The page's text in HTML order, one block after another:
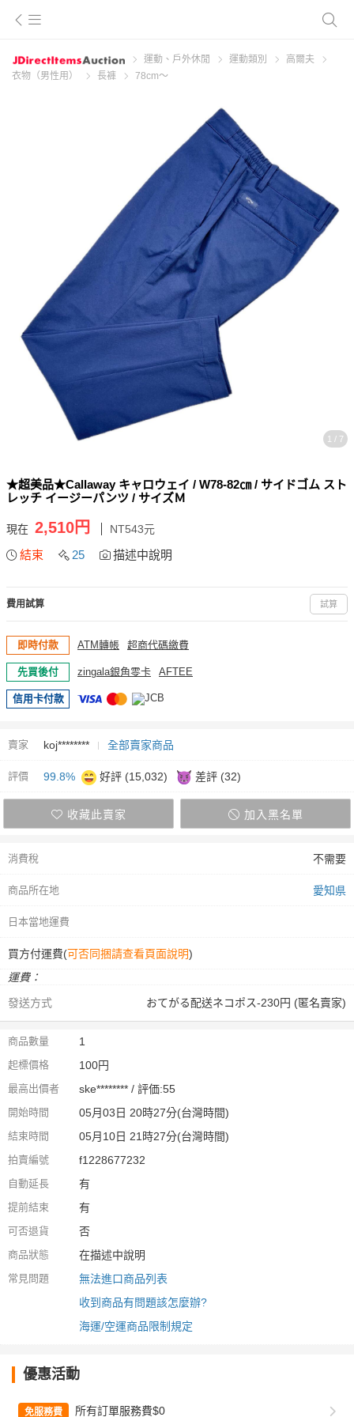
運動、戶外休閒 運動類別
高爾夫
衣物（男性用）
長褲 78cm～
1 / 7
★超美品★Callaway キャロウェイ / W78-82㎝ / サイドゴム スト
レッチ イージーパンツ / サイズＭ
現在 2,510円 NT543元
結束 25 描述中說明
費用試算 試算
即時付款 ATM轉帳 超商代碼繳費
先買後付 zingala銀角零卡 AFTEE
信用卡付款
賣家 koj******** 全部賣家商品
評價 99.8% 好評 (15,032) 差評 (32)
收藏此賣家 加入黑名單
消費稅 不需要
商品所在地 愛知県
日本當地運費
買方付運費(可否同捆請查看頁面說明)
運費：
發送方式
おてがる配送ネコポス-230円 (匿名賣家)
商品數量 1
起標價格 100円
最高出價者 ske******** / 評価:55
開始時間 05月03日 20時27分(台灣時間)
結束時間 05月10日 21時27分(台灣時間)
拍賣編號 f1228677232
自動延長 有
提前結束 有
可否退貨 否
商品狀態 在描述中說明
常見問題
無法進口商品列表
收到商品有問題該怎麼辦?
海運/空運商品限制規定
優惠活動
免服務費 所有訂單服務費$0